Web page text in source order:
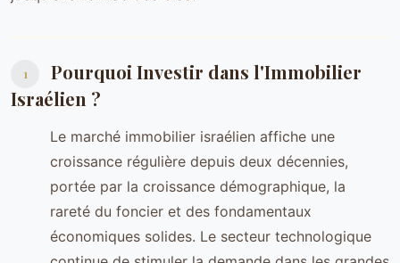
1
Pourquoi Investir dans l'Immobilier
Israélien ?
Le marché immobilier israélien affiche une
croissance régulière depuis deux décennies,
portée par la croissance démographique, la
rareté du foncier et des fondamentaux
économiques solides. Le secteur technologique